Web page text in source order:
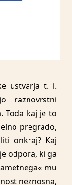
ustvarja t. i.
raznovrstni
Toda kaj je to
pregrado,
onkraj? Kaj
odpora, ki ga
mu
neznosna,